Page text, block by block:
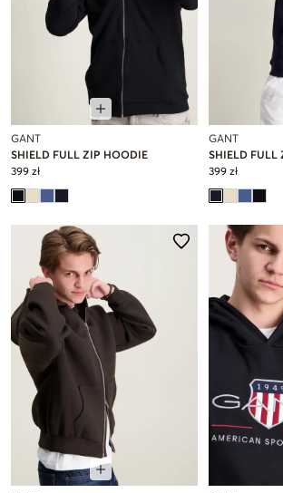
GANT
SHIELD FULL ZIP HOODIE
399 zł
GANT
SHIELD FULL
399 zł